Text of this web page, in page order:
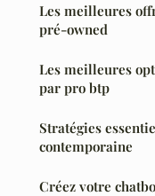
Les meilleures
pré-owned
Les meilleures
par pro btp
Stratégies
contemporaine
Créez votre